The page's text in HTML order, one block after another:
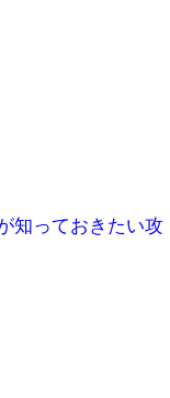
知っておきたい攻